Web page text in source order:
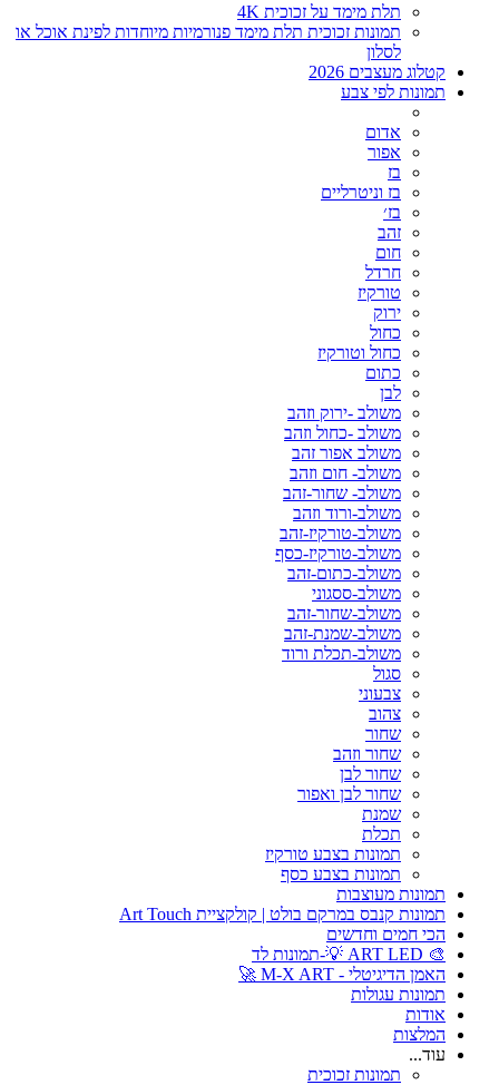
תלת מימד על זכוכית 4K
תמונות זכוכית תלת מימד פנורמיות מיוחדות לפינת אוכל או
לסלון
קטלוג מעצבים 2026
תמונות לפי צבע
אדום
אפור
בז
בז וניטרליים
בז׳
זהב
חום
חרדל
טורקיז
ירוק
כחול
כחול וטורקיז
כתום
לבן
משולב -ירוק וזהב
משולב -כחול וזהב
משולב אפור זהב
משולב- חום וזהב
משולב- שחור-זהב
משולב-ורוד וזהב
משולב-טורקיז-זהב
משולב-טורקיז-כסף
משולב-כתום-זהב
משולב-ססגוני
משולב-שחור-זהב
משולב-שמנת-זהב
משולב-תכלת ורוד
סגול
צבעוני
צהוב
שחור
שחור וזהב
שחור לבן
שחור לבן ואפור
שמנת
תכלת
תמונות בצבע טורקיז
תמונות בצבע כסף
תמונות מעוצבות
תמונות קנבס במרקם בולט | קולקציית Art Touch
הכי חמים וחדשים
🎨 ART LED 💡-תמונות לד
האמן הדיגיטלי - M-X ART 🚀
תמונות עגולות
אודות
המלצות
עוד...
תמונות זכוכית